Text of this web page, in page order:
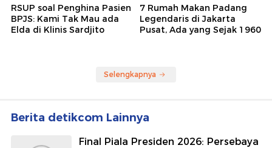
RSUP soal Penghina Pasien
BPJS: Kami Tak Mau ada
Elda di Klinis Sardjito
7 Rumah Makan Padang
Legendaris di Jakarta
Pusat, Ada yang Sejak 1960
Selengkapnya
Berita detikcom Lainnya
Final Piala Presiden 2026: Persebaya